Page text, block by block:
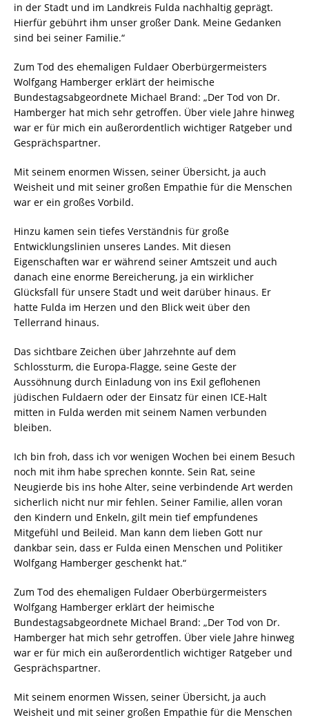
in der Stadt und im Landkreis Fulda nachhaltig geprägt.
Hierfür gebührt ihm unser großer Dank. Meine Gedanken
sind bei seiner Familie.“
Zum Tod des ehemaligen Fuldaer Oberbürgermeisters
Wolfgang Hamberger erklärt der heimische
Bundestagsabgeordnete Michael Brand: „Der Tod von Dr.
Hamberger hat mich sehr getroffen. Über viele Jahre hinweg
war er für mich ein außerordentlich wichtiger Ratgeber und
Gesprächspartner.
Mit seinem enormen Wissen, seiner Übersicht, ja auch
Weisheit und mit seiner großen Empathie für die Menschen
war er ein großes Vorbild.
Hinzu kamen sein tiefes Verständnis für große
Entwicklungslinien unseres Landes. Mit diesen
Eigenschaften war er während seiner Amtszeit und auch
danach eine enorme Bereicherung, ja ein wirklicher
Glücksfall für unsere Stadt und weit darüber hinaus. Er
hatte Fulda im Herzen und den Blick weit über den
Tellerrand hinaus.
Das sichtbare Zeichen über Jahrzehnte auf dem
Schlossturm, die Europa-Flagge, seine Geste der
Aussöhnung durch Einladung von ins Exil geflohenen
jüdischen Fuldaern oder der Einsatz für einen ICE-Halt
mitten in Fulda werden mit seinem Namen verbunden
bleiben.
Ich bin froh, dass ich vor wenigen Wochen bei einem Besuch
noch mit ihm habe sprechen konnte. Sein Rat, seine
Neugierde bis ins hohe Alter, seine verbindende Art werden
sicherlich nicht nur mir fehlen. Seiner Familie, allen voran
den Kindern und Enkeln, gilt mein tief empfundenes
Mitgefühl und Beileid. Man kann dem lieben Gott nur
dankbar sein, dass er Fulda einen Menschen und Politiker
Wolfgang Hamberger geschenkt hat.“
Zum Tod des ehemaligen Fuldaer Oberbürgermeisters
Wolfgang Hamberger erklärt der heimische
Bundestagsabgeordnete Michael Brand: „Der Tod von Dr.
Hamberger hat mich sehr getroffen. Über viele Jahre hinweg
war er für mich ein außerordentlich wichtiger Ratgeber und
Gesprächspartner.
Mit seinem enormen Wissen, seiner Übersicht, ja auch
Weisheit und mit seiner großen Empathie für die Menschen